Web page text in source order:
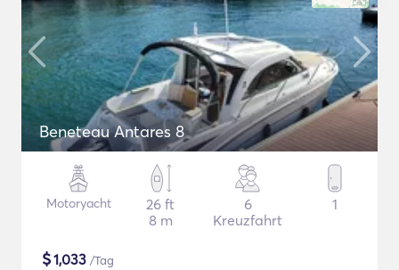
Beneteau Antares 8
Motoryacht
26 ft
8 m
6
Kreuzfahrt
1
$1,033 /Tag